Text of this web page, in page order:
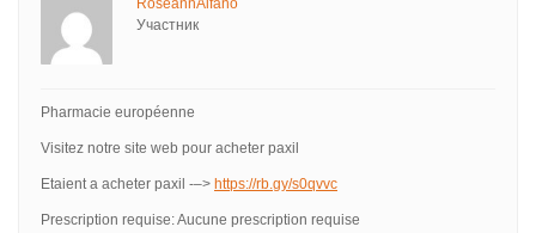
RoseannAlfano
Участник
Pharmacie européenne
Visitez notre site web pour acheter paxil
Etaient a acheter paxil -–> https://rb.gy/s0qvvc
Prescription requise: Aucune prescription requise